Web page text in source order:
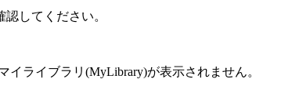
認してください。
ライブラリ(MyLibrary)が表示されません。